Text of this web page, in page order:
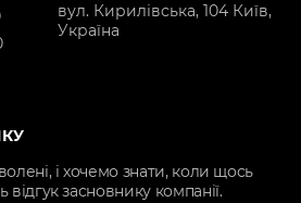
вул. Кирилівська, 104 Київ,
Україна
і хочемо знати, коли щось
засновнику компанії.